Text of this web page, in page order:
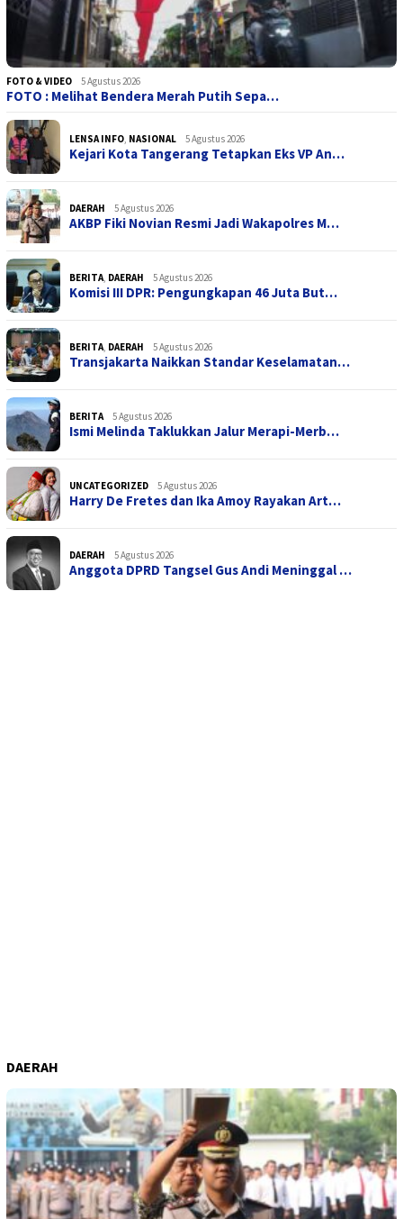
FOTO & VIDEO 5 Agustus 2026
FOTO : Melihat Bendera Merah Putih Sepa…
LENSA INFO, NASIONAL 5 Agustus 2026
Kejari Kota Tangerang Tetapkan Eks VP An…
DAERAH 5 Agustus 2026
AKBP Fiki Novian Resmi Jadi Wakapolres M…
BERITA, DAERAH 5 Agustus 2026
Komisi III DPR: Pengungkapan 46 Juta But…
BERITA, DAERAH 5 Agustus 2026
Transjakarta Naikkan Standar Keselamatan…
BERITA 5 Agustus 2026
Ismi Melinda Taklukkan Jalur Merapi-Merb…
UNCATEGORIZED 5 Agustus 2026
Harry De Fretes dan Ika Amoy Rayakan Art…
DAERAH 5 Agustus 2026
Anggota DPRD Tangsel Gus Andi Meninggal …
DAERAH